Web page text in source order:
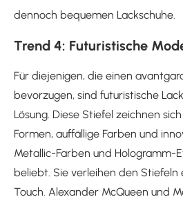
dennoch bequemen Lackschuhe.
Trend 4: Futuristische
Für diejenigen, die einen
bevorzugen, sind futuristische
Lösung. Diese Stiefel zeichnen
Formen, auffällige Farben und
Metallic-Farben und Hologramm-
beliebt. Sie verleihen den Stiefeln
Touch. Alexander McQueen und